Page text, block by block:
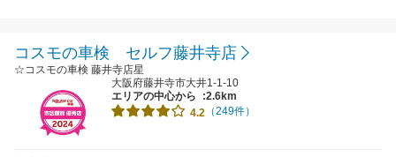
コスモの車検 セルフ藤井寺店
☆コスモの車検 藤井寺店星
大阪府藤井寺市大井1-1-10
エリアの中心から
:2.6km
4.2 （249件）